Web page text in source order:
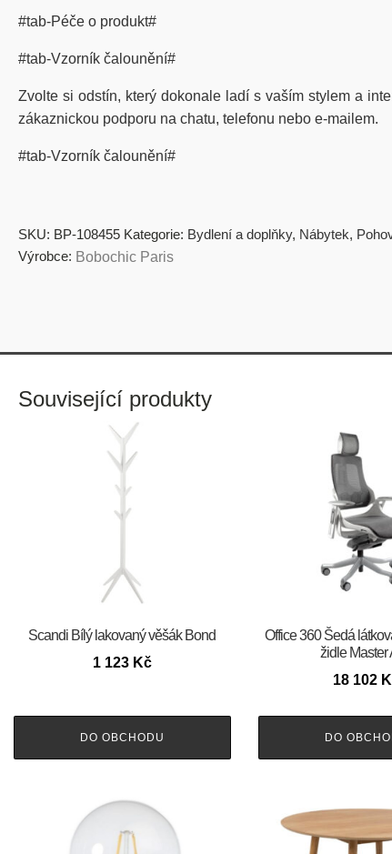
#tab-Péče o produkt#
#tab-Vzorník čalounění#
Zvolte si odstín, který dokonale ladí s vaším stylem a
zákaznickou podporu na chatu, telefonu nebo e-mailem.
#tab-Vzorník čalounění#
SKU: BP-108455 Kategorie: Bydlení a doplňky, Nábytek,
Výrobce: Bobochic Paris
Související produkty
Scandi Bílý lakovaný věšák Bond
1 123 Kč
DO OBCHODU
Office 360 Šedá
židle Master
18 102
DO